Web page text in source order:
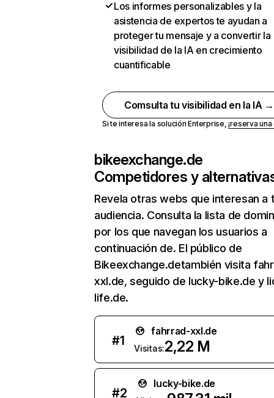
Los informes personalizables y la
asistencia de expertos te ayudan a
proteger tu mensaje y a convertir la
visibilidad de la IA en crecimiento
cuantificable
Comsulta tu visibilidad en la IA →
Si te interesa la solución Enterprise,¡reserva
bikeexchange.de
Competidores y
Revela otras webs que interesan a
audiencia. Consulta la lista de
por los que navegan los usuarios a
continuación de. El público de
Bikeexchange.detambién visita
xxl.de, seguido de lucky-bike.de y
life.de.
#1
fahrrad-xxl.de
Visitas:2,22 M
#2
lucky-bike.de